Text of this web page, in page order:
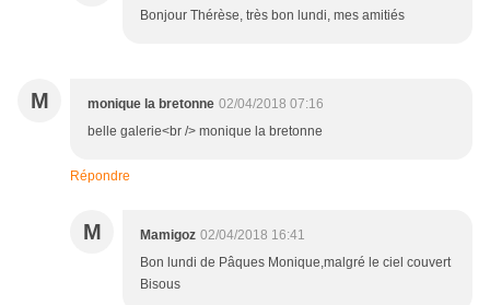
Bonjour Thérèse, très bon lundi, mes amitiés
M monique la bretonne 02/04/2018 07:16
belle galerie<br /> monique la bretonne
Répondre
M Mamigoz 02/04/2018 16:41
Bon lundi de Pâques Monique,malgré le ciel couvert
Bisous